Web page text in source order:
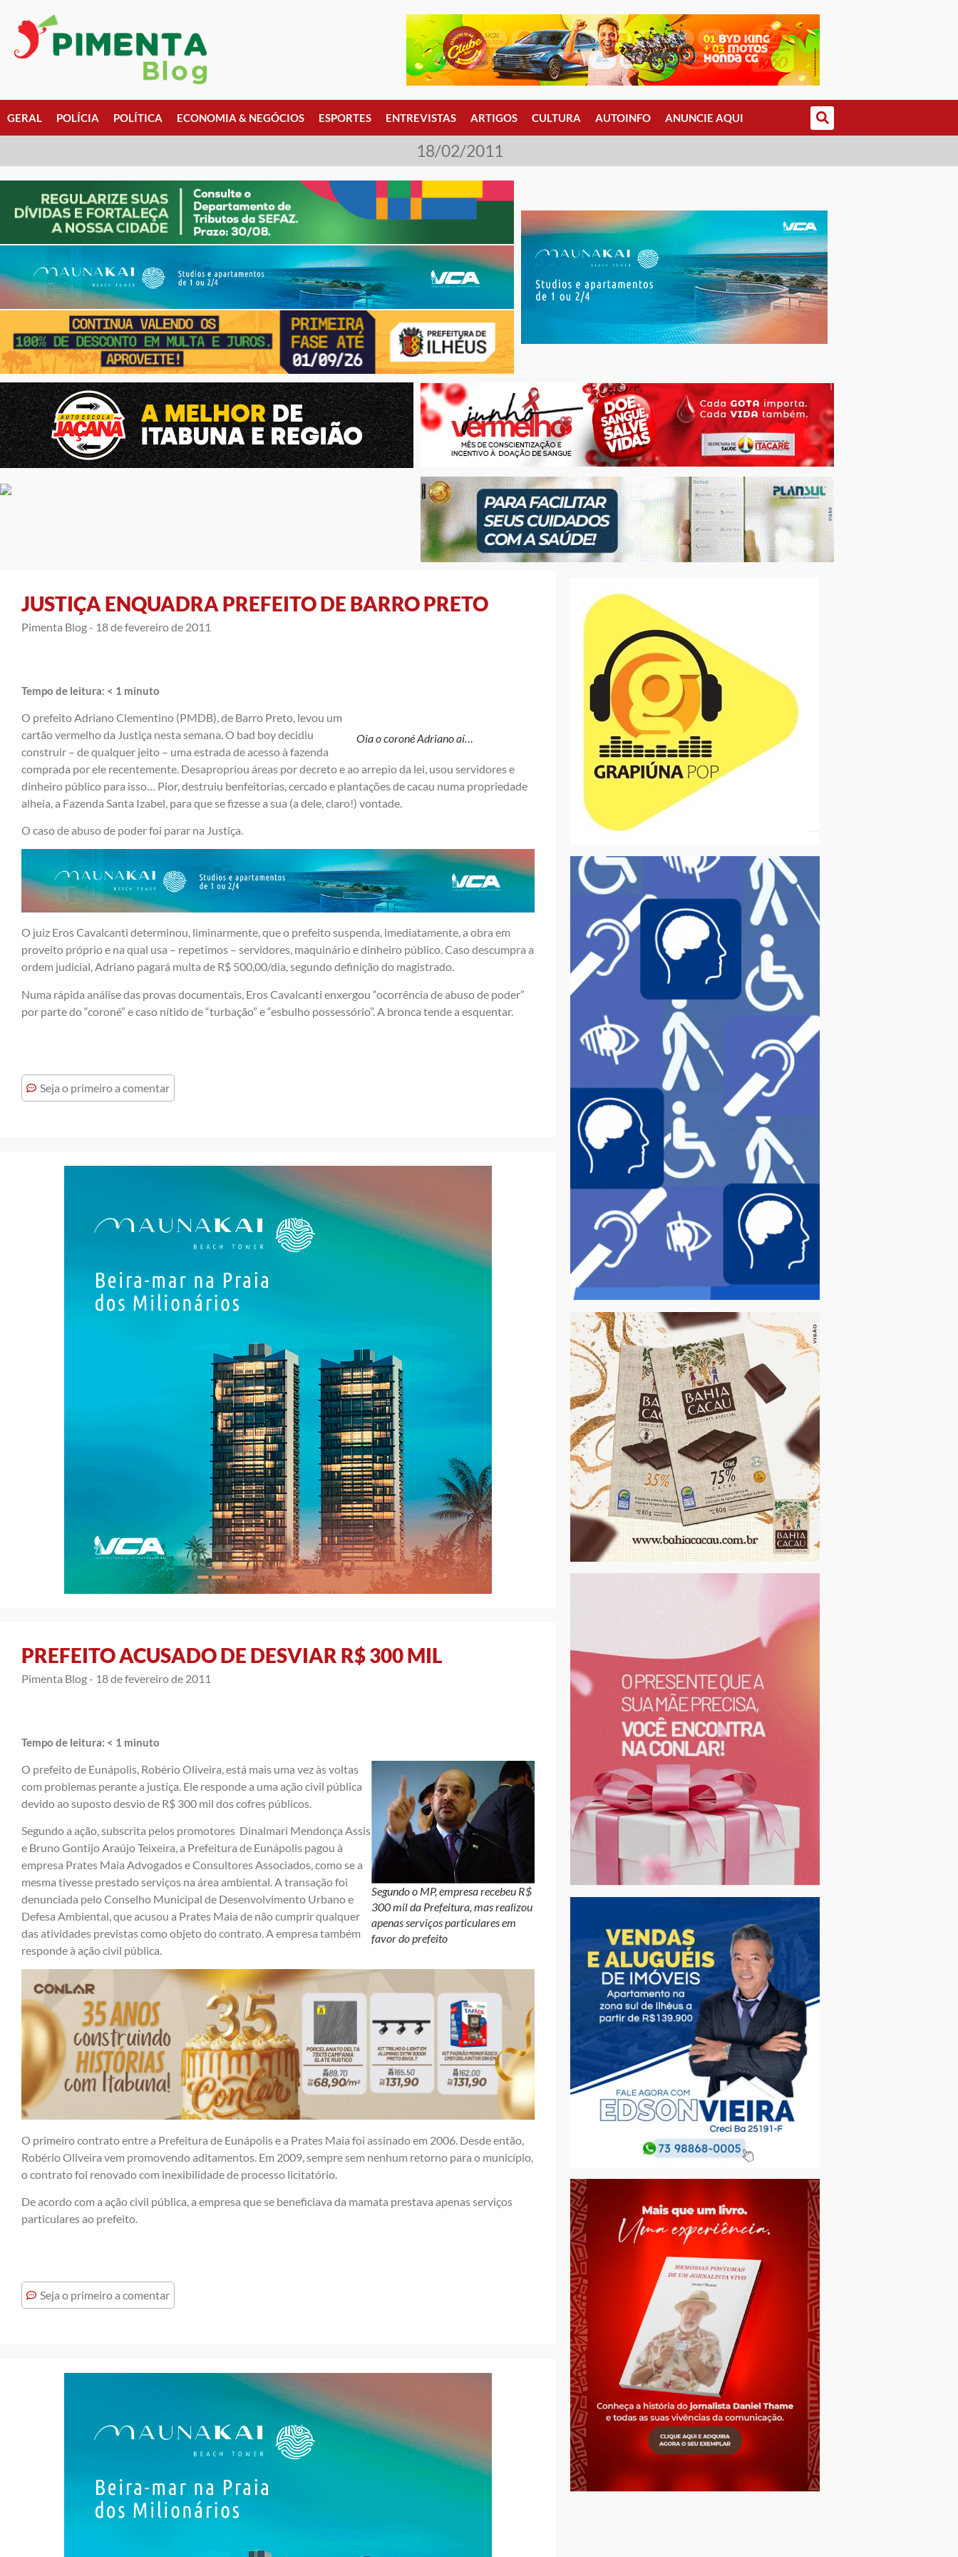
GERAL POLÍCIA POLÍTICA ECONOMIA & NEGÓCIOS ESPORTES ENTREVISTAS ARTIGOS CULTURA AUTOINFO ANUNCIE AQUI
18/02/2011
JUSTIÇA ENQUADRA PREFEITO DE BARRO PRETO
Pimenta Blog - 18 de fevereiro de 2011
Tempo de leitura: < 1 minuto
Oia o coroné Adriano aí…
O prefeito Adriano Clementino (PMDB), de Barro Preto, levou um
cartão vermelho da Justiça nesta semana. O bad boy decidiu
construir – de qualquer jeito – uma estrada de acesso à fazenda
comprada por ele recentemente. Desapropriou áreas por decreto e ao arrepio da lei, usou servidores e
dinheiro público para isso… Pior, destruiu benfeitorias, cercado e plantações de cacau numa propriedade
alheia, a Fazenda Santa Izabel, para que se fizesse a sua (a dele, claro!) vontade.
O caso de abuso de poder foi parar na Justiça.
O juiz Eros Cavalcanti determinou, liminarmente, que o prefeito suspenda, imediatamente, a obra em
proveito próprio e na qual usa – repetimos – servidores, maquinário e dinheiro público. Caso descumpra a
ordem judicial, Adriano pagará multa de R$ 500,00/dia, segundo definição do magistrado.
Numa rápida análise das provas documentais, Eros Cavalcanti enxergou “ocorrência de abuso de poder”
por parte do “coroné” e caso nítido de “turbação” e “esbulho possessório”. A bronca tende a esquentar.
Seja o primeiro a comentar
PREFEITO ACUSADO DE DESVIAR R$ 300 MIL
Pimenta Blog - 18 de fevereiro de 2011
Tempo de leitura: < 1 minuto
Segundo o MP, empresa recebeu R$
300 mil da Prefeitura, mas realizou
apenas serviços particulares em
favor do prefeito
O prefeito de Eunápolis, Robério Oliveira, está mais uma vez às voltas
com problemas perante a justiça. Ele responde a uma ação civil pública
devido ao suposto desvio de R$ 300 mil dos cofres públicos.
Segundo a ação, subscrita pelos promotores Dinalmari Mendonça Assis
e Bruno Gontijo Araújo Teixeira, a Prefeitura de Eunápolis pagou à
empresa Prates Maia Advogados e Consultores Associados, como se a
mesma tivesse prestado serviços na área ambiental. A transação foi
denunciada pelo Conselho Municipal de Desenvolvimento Urbano e
Defesa Ambiental, que acusou a Prates Maia de não cumprir qualquer
das atividades previstas como objeto do contrato. A empresa também
responde à ação civil pública.
O primeiro contrato entre a Prefeitura de Eunápolis e a Prates Maia foi assinado em 2006. Desde então,
Robério Oliveira vem promovendo aditamentos. Em 2009, sempre sem nenhum retorno para o município,
o contrato foi renovado com inexibilidade de processo licitatório.
De acordo com a ação civil pública, a empresa que se beneficiava da mamata prestava apenas serviços
particulares ao prefeito.
Seja o primeiro a comentar